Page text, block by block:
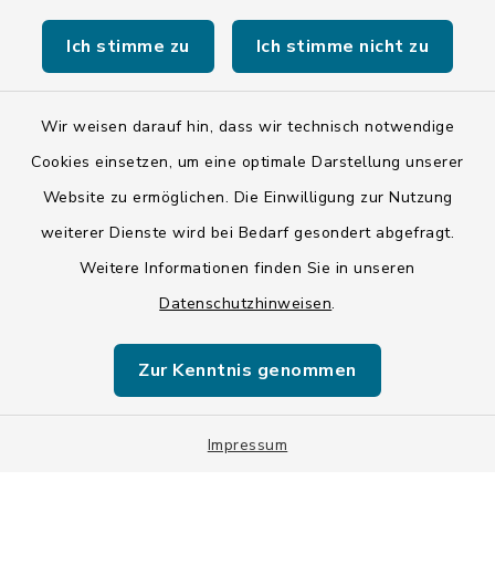
Ich stimme zu Ich stimme nicht zu
Wir weisen darauf hin, dass wir technisch notwendige
Cookies einsetzen, um eine optimale Darstellung unserer
Website zu ermöglichen. Die Einwilligung zur Nutzung
weiterer Dienste wird bei Bedarf gesondert abgefragt.
Weitere Informationen finden Sie in unseren
Datenschutzhinweisen.
Zur Kenntnis genommen
Impressum
Kontakt
Datenschutz
Sitemap